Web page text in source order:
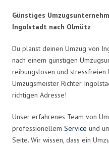
Günstiges
Ingolstadt nach Olmütz
Du planst deinen Umzug von
nach einem günstigen
reibungslosen und
Umzugsmeister Richter
richtigen Adresse!
Unser erfahrenes Team von
professionellem Service und
Seite. Wir wissen, dass ein